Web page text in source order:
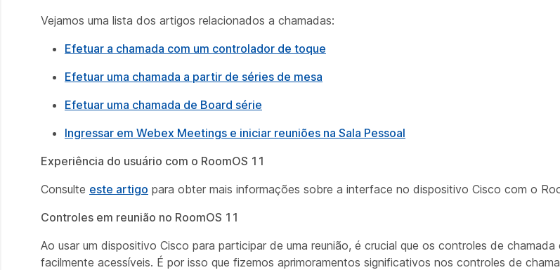
Vejamos uma lista dos artigos relacionados a chamadas:
Efetuar a chamada com um controlador de toque
Efetuar uma chamada a partir de séries de mesa
Efetuar uma chamada de Board série
Ingressar em Webex Meetings e iniciar reuniões na Sala Pessoal
Experiência do usuário com o RoomOS 11
Consulte este artigo para obter mais informações sobre a interface no dispositivo Cisco com o
Controles em reunião no RoomOS 11
Ao usar um dispositivo Cisco para participar de uma reunião, é crucial que os controles de chamada
facilmente acessíveis. É por isso que fizemos aprimoramentos significativos nos controles de